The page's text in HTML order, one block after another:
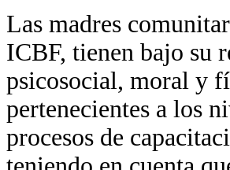
Las madres
ICBF, tienen bajo su
psicosocial, moral y
pertenecientes a los
procesos de